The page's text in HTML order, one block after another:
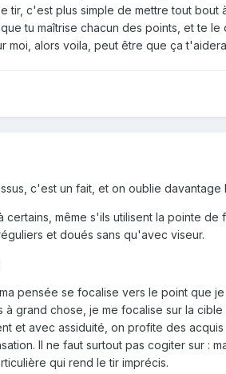
tir, c'est plus simple de mettre tout
tu maîtrise chacun des points, et te
moi, alors voila, peut être que ça
c'est un fait, et on oublie davantage
même s'ils utilisent la pointe
et doués sans qu'avec viseur.
pensée se focalise vers le point que
grand chose, je me focalise sur la
et avec assiduité, on profite des
Il ne faut surtout pas cogiter sur :
qui rend le tir imprécis.